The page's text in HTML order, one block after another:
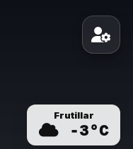
Frutillar
-3°C